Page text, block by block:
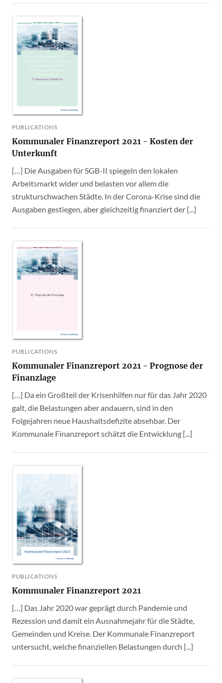
PUBLICATIONS
Kommunaler Finanzreport 2021 - Kosten der
Unterkunft
[…] Die Ausgaben für SGB-II spiegeln den lokalen
Arbeitsmarkt wider und belasten vor allem die
strukturschwachen Städte. In der Corona-Krise sind die
Ausgaben gestiegen, aber gleichzeitig finanziert der [...]
PUBLICATIONS
Kommunaler Finanzreport 2021 - Prognose der
Finanzlage
[…] Da ein Großteil der Krisenhilfen nur für das Jahr 2020
galt, die Belastungen aber andauern, sind in den
Folgejahren neue Haushaltsdefizite absehbar. Der
Kommunale Finanzreport schätzt die Entwicklung [...]
PUBLICATIONS
Kommunaler Finanzreport 2021
[…] Das Jahr 2020 war geprägt durch Pandemie und
Rezession und damit ein Ausnahmejahr für die Städte,
Gemeinden und Kreise. Der Kommunale Finanzreport
untersucht, welche finanziellen Belastungen durch [...]